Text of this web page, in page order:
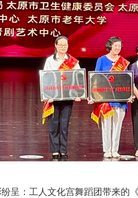
呈：工人文化宫舞蹈团带来的